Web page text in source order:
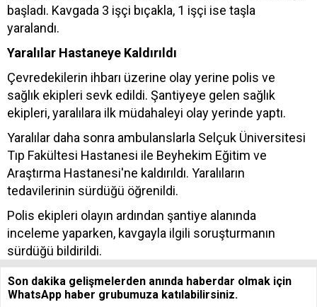
başladı. Kavgada 3 işçi bıçakla, 1 işçi ise taşla
yaralandı.
Yaralılar Hastaneye Kaldırıldı
Çevredekilerin ihbarı üzerine olay yerine polis ve
sağlık ekipleri sevk edildi. Şantiyeye gelen sağlık
ekipleri, yaralılara ilk müdahaleyi olay yerinde yaptı.
Yaralılar daha sonra ambulanslarla Selçuk Üniversitesi
Tıp Fakültesi Hastanesi ile Beyhekim Eğitim ve
Araştırma Hastanesi'ne kaldırıldı. Yaralıların
tedavilerinin sürdüğü öğrenildi.
Polis ekipleri olayın ardından şantiye alanında
inceleme yaparken, kavgayla ilgili soruşturmanın
sürdüğü bildirildi.
Son dakika gelişmelerden anında haberdar olmak için
WhatsApp haber grubumuza katılabilirsiniz.